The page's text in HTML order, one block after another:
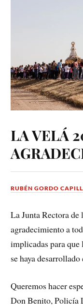
LA VELÁ
RUBÉN GORDO
La Junta Rectora de
agradecimiento a
implicadas para que
se haya
Queremos hacer
Don Benito, Policía